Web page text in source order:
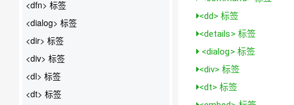
<dfn> 标签
<dialog> 标签
<dir> 标签
<div> 标签
<dl> 标签
<dt> 标签
<dd> 标签
<details> 标签
<dialog> 标签
<div> 标签
<dt> 标签